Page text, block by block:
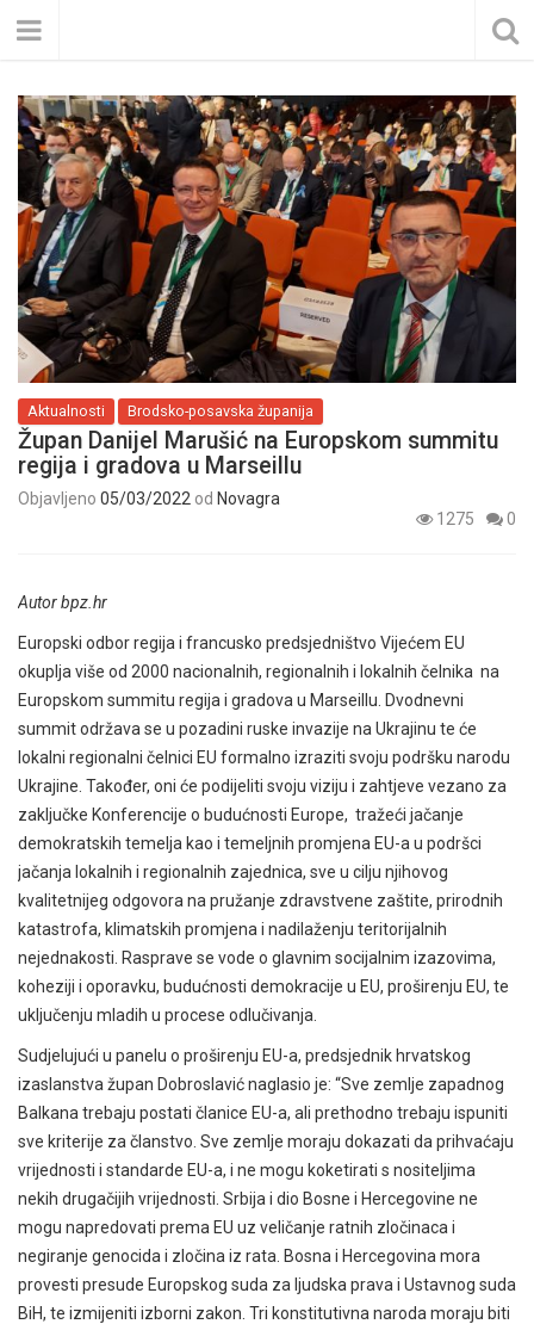
Aktualnosti Brodsko-posavska županija
Župan Danijel Marušić na Europskom summitu
regija i gradova u Marseillu
Objavljeno 05/03/2022 od Novagra
1275
0
Autor bpz.hr
Europski odbor regija i francusko predsjedništvo Vijećem EU
okuplja više od 2000 nacionalnih, regionalnih i lokalnih čelnika na
Europskom summitu regija i gradova u Marseillu. Dvodnevni
summit održava se u pozadini ruske invazije na Ukrajinu te će
lokalni regionalni čelnici EU formalno izraziti svoju podršku narodu
Ukrajine. Također, oni će podijeliti svoju viziju i zahtjeve vezano za
zaključke Konferencije o budućnosti Europe, tražeći jačanje
demokratskih temelja kao i temeljnih promjena EU-a u podršci
jačanja lokalnih i regionalnih zajednica, sve u cilju njihovog
kvalitetnijeg odgovora na pružanje zdravstvene zaštite, prirodnih
katastrofa, klimatskih promjena i nadilaženju teritorijalnih
nejednakosti. Rasprave se vode o glavnim socijalnim izazovima,
koheziji i oporavku, budućnosti demokracije u EU, proširenju EU, te
uključenju mladih u procese odlučivanja.
Sudjelujući u panelu o proširenju EU-a, predsjednik hrvatskog
izaslanstva župan Dobroslavić naglasio je: “Sve zemlje zapadnog
Balkana trebaju postati članice EU-a, ali prethodno trebaju ispuniti
sve kriterije za članstvo. Sve zemlje moraju dokazati da prihvaćaju
vrijednosti i standarde EU-a, i ne mogu koketirati s nositeljima
nekih drugačijih vrijednosti. Srbija i dio Bosne i Hercegovine ne
mogu napredovati prema EU uz veličanje ratnih zločinaca i
negiranje genocida i zločina iz rata. Bosna i Hercegovina mora
provesti presude Europskog suda za ljudska prava i Ustavnog suda
BiH, te izmijeniti izborni zakon. Tri konstitutivna naroda moraju biti